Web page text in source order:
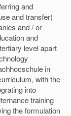
and
and transfer)
and / or
and
level apart
in
with the
into
training
the formulation